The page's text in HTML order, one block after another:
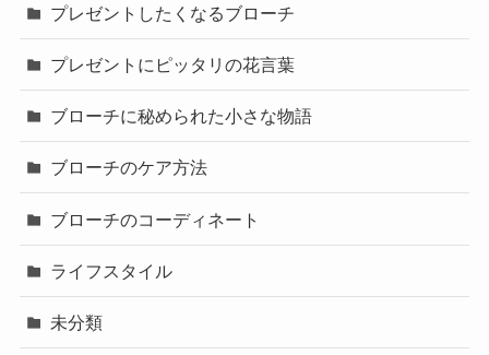
プレゼントしたくなるブローチ
プレゼントにピッタリの花言葉
ブローチに秘められた小さな物語
ブローチのケア方法
ブローチのコーディネート
ライフスタイル
未分類